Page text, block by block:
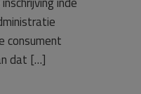
consument
dat […]